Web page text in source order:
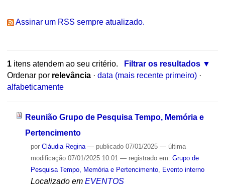
Assinar um RSS sempre atualizado.
1itens atendem ao seu critério.
Filtrar os resultados
Ordenar por relevância · data (mais recente primeiro) ·
alfabeticamente
Reunião Grupo de Pesquisa Tempo, Memória e
Pertencimento
por Cláudia Regina — publicado07/01/2025 — última
modificação07/01/2025 10:01 — registrado em: Grupo de
Pesquisa Tempo, Memória e Pertencimento, Evento interno
Localizado em EVENTOS